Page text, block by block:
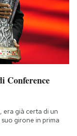
Conference
era già certa di un
girone in prima